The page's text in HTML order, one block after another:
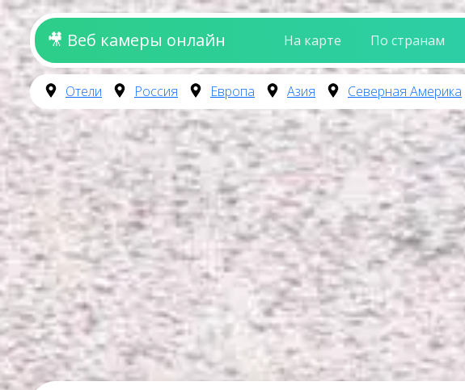
🎥 Веб камеры онлайн На карте По странам
Отели Россия Европа Азия Северная Америка